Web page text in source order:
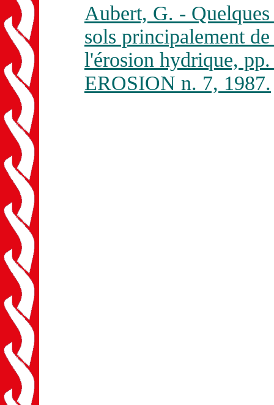
Aubert, G. -
sols principalement
l'érosion hydrique,
EROSION n. 7, 1987.